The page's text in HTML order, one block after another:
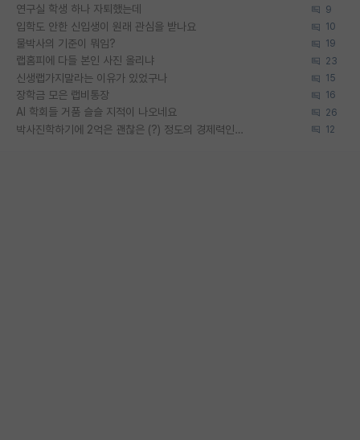
연구실 학생 하나 자퇴했는데 9
입학도 안한 신입생이 원래 관심을 받나요 10
물박사의 기준이 뭐임? 19
랩홈피에 다들 본인 사진 올리냐 23
신생랩가지말라는 이유가 있었구나 15
장학금 모은 랩비통장 16
AI 학회들 거품 슬슬 지적이 나오네요 26
박사진학하기에 2억은 괜찮은 (?) 정도의 경제력인가요 12